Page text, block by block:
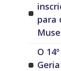
para
O